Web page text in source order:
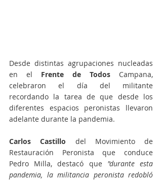
Desde distintas agrupaciones nucleadas
en el Frente de Todos Campana,
celebraron el día del militante
recordando la tarea de que desde los
diferentes espacios peronistas llevaron
adelante durante la pandemia.
Carlos Castillo del Movimiento de
Restauración Peronista que conduce
Pedro Milla, destacó que "durante esta
pandemia, la militancia peronista redobló